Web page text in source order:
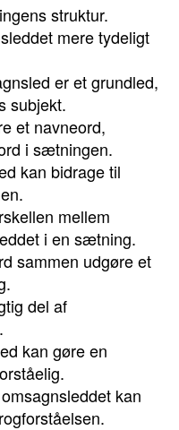
struktur.
mere tydeligt
er et grundled,
subjekt.
et navneord,
i sætningen.
kan bidrage til
mellem
i en sætning.
sammen udgøre et
del af
kan gøre en
kan